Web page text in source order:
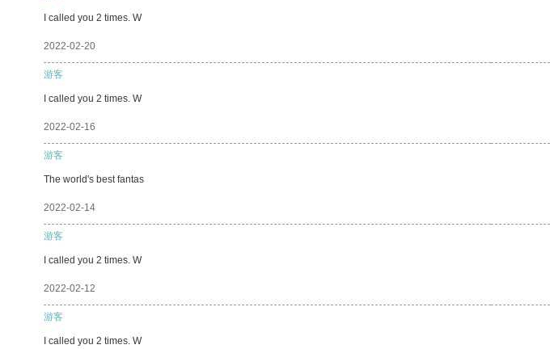
I called you 2 times. W
2022-02-20
游客
I called you 2 times. W
2022-02-16
游客
The world's best fantas
2022-02-14
游客
I called you 2 times. W
2022-02-12
游客
I called you 2 times. W